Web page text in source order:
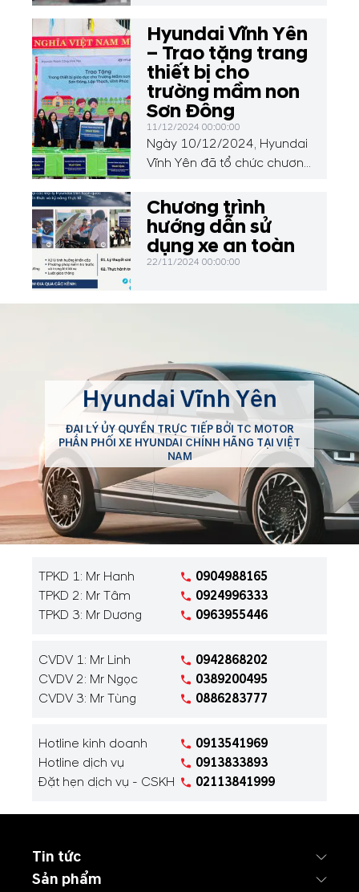
Hyundai Vĩnh Yên
– Trao tặng trang
thiết bị cho
trường mầm non
Sơn Đông
11/12/2024 00:00:00
Ngày 10/12/2024, Hyundai
Vĩnh Yên đã tổ chức chương
trao tặng 50 chiếc bàn học,
01 loa, 30 bộ đồ dùng học
liệu và đồ chơi cho các em
học sinh tại Trường Mầm
Chương trình
hướng dẫn sử
dụng xe an toàn
22/11/2024 00:00:00
Hyundai Vĩnh Yên
ĐẠI LÝ ỦY QUYỀN TRỰC TIẾP BỞI TC MOTOR
PHÂN PHỐI XE HYUNDAI CHÍNH HÃNG TẠI VIỆT
NAM
TPKD 1: Mr Hanh
TPKD 2: Mr Tâm
TPKD 3: Mr Dương
0904988165
0924996333
0963955446
CVDV 1: Mr Linh
CVDV 2: Mr Ngọc
CVDV 3: Mr Tùng
0942868202
0389200495
0886283777
Hotline kinh doanh
Hotline dịch vụ
Đặt hẹn dịch vụ - CSKH
0913541969
0913833893
02113841999
Tin tức
Sản phẩm